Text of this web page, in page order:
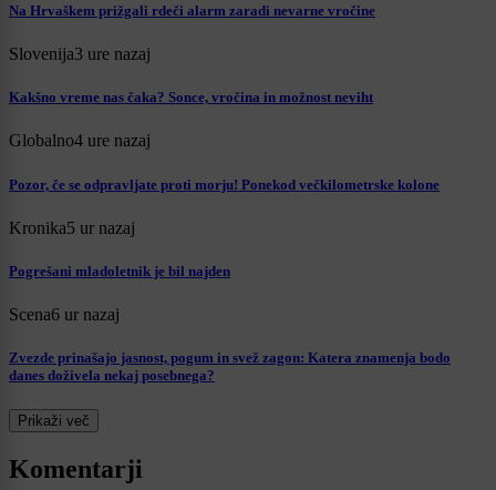
Na Hrvaškem prižgali rdeči alarm zaradi nevarne vročine
Slovenija3 ure nazaj
Kakšno vreme nas čaka? Sonce, vročina in možnost neviht
Globalno4 ure nazaj
Pozor, če se odpravljate proti morju! Ponekod večkilometrske kolone
Kronika5 ur nazaj
Pogrešani mladoletnik je bil najden
Scena6 ur nazaj
Zvezde prinašajo jasnost, pogum in svež zagon: Katera znamenja bodo
danes doživela nekaj posebnega?
Prikaži več
Komentarji